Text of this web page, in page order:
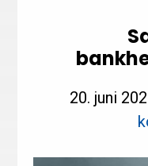
20. juni